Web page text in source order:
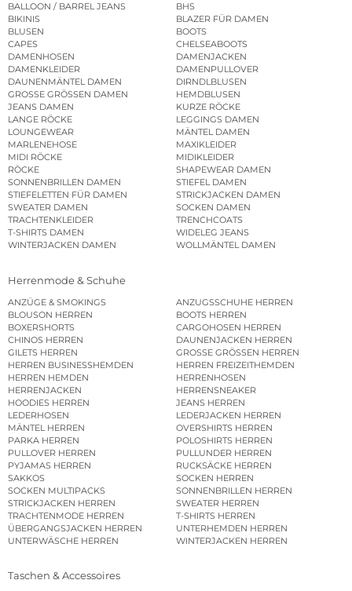
BALLOON / BARREL JEANS
BHS
BIKINIS
BLAZER FÜR DAMEN
BLUSEN
BOOTS
CAPES
CHELSEABOOTS
DAMENHOSEN
DAMENJACKEN
DAMENKLEIDER
DAMENPULLOVER
DAUNENMÄNTEL DAMEN
DIRNDLBLUSEN
GROSSE GRÖSSEN DAMEN
HEMDBLUSEN
JEANS DAMEN
KURZE RÖCKE
LANGE RÖCKE
LEGGINGS DAMEN
LOUNGEWEAR
MÄNTEL DAMEN
MARLENEHOSE
MAXIKLEIDER
MIDI RÖCKE
MIDIKLEIDER
RÖCKE
SHAPEWEAR DAMEN
SONNENBRILLEN DAMEN
STIEFEL DAMEN
STIEFELETTEN FÜR DAMEN
STRICKJACKEN DAMEN
SWEATER DAMEN
SOCKEN DAMEN
TRACHTENKLEIDER
TRENCHCOATS
T-SHIRTS DAMEN
WIDELEG JEANS
WINTERJACKEN DAMEN
WOLLMÄNTEL DAMEN
Herrenmode & Schuhe
ANZÜGE & SMOKINGS
ANZUGSSCHUHE HERREN
BLOUSON HERREN
BOOTS HERREN
BOXERSHORTS
CARGOHOSEN HERREN
CHINOS HERREN
DAUNENJACKEN HERREN
GILETS HERREN
GROSSE GRÖSSEN HERREN
HERREN BUSINESSHEMDEN
HERREN FREIZEITHEMDEN
HERREN HEMDEN
HERRENHOSEN
HERRENJACKEN
HERRENSNEAKER
HOODIES HERREN
JEANS HERREN
LEDERHOSEN
LEDERJACKEN HERREN
MÄNTEL HERREN
OVERSHIRTS HERREN
PARKA HERREN
POLOSHIRTS HERREN
PULLOVER HERREN
PULLUNDER HERREN
PYJAMAS HERREN
RUCKSÄCKE HERREN
SAKKOS
SOCKEN HERREN
SOCKEN MULTIPACKS
SONNENBRILLEN HERREN
STRICKJACKEN HERREN
SWEATER HERREN
TRACHTENMODE HERREN
T-SHIRTS HERREN
ÜBERGANGSJACKEN HERREN
UNTERHEMDEN HERREN
UNTERWÄSCHE HERREN
WINTERJACKEN HERREN
Taschen & Accessoires